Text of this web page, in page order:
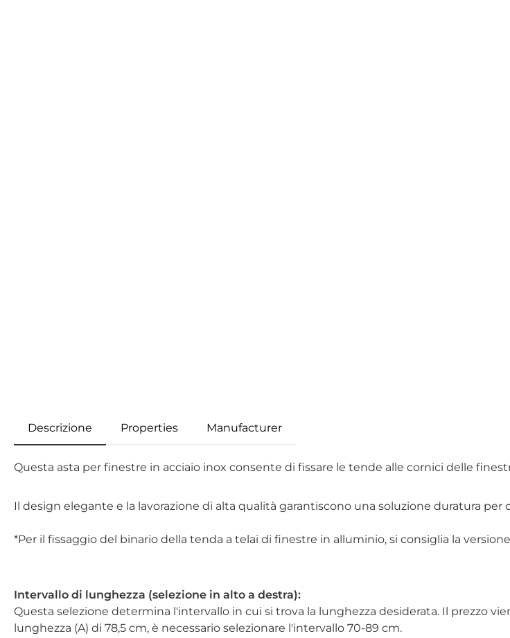
Descrizione Properties Manufacturer
Questa asta per finestre in acciaio inox consente di fissare le tende alle cornici delle
Il design elegante e la lavorazione di alta qualità garantiscono una soluzione duratura per
*Per il fissaggio del binario della tenda a telai di finestre in alluminio, si consiglia la
Intervallo di lunghezza (selezione in alto a destra):
Questa selezione determina l'intervallo in cui si trova la lunghezza desiderata. Il prezzo
lunghezza (A) di 78,5 cm, è necessario selezionare l'intervallo 70-89 cm.